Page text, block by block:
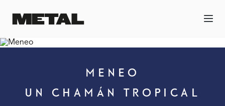
MENEO
UN CHAMÁN TROPICAL